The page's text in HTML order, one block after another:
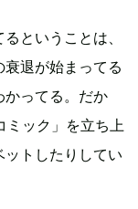
ということは、
退が始まってる
かってる。だか
ミック」を立ち上
トしたりしてい